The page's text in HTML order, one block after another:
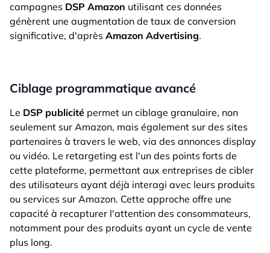
campagnes DSP Amazon utilisant ces données
génèrent une augmentation de taux de conversion
significative, d'après Amazon Advertising.
Ciblage programmatique avancé
Le DSP publicité permet un ciblage granulaire, non
seulement sur Amazon, mais également sur des sites
partenaires à travers le web, via des annonces display
ou vidéo. Le retargeting est l'un des points forts de
cette plateforme, permettant aux entreprises de cibler
des utilisateurs ayant déjà interagi avec leurs produits
ou services sur Amazon. Cette approche offre une
capacité à recapturer l'attention des consommateurs,
notamment pour des produits ayant un cycle de vente
plus long.